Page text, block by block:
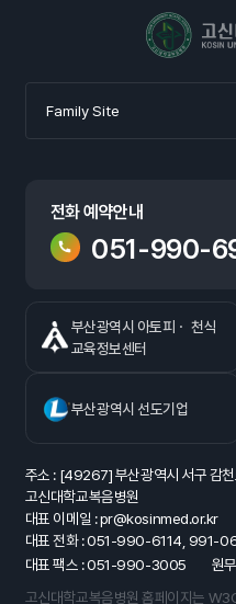
Family Site
전화 예약안내
051-990-
부산광역시 아토피ㆍ 천식
교육정보센터
부산광역시 선도기업
주소 : [49267] 부산광역시 서구 감
고신대학교복음병원
대표 이메일 : pr@kosinmed.or.kr
대표 전화 : 051-990-6114, 991-
대표 팩스 : 051-990-3005
원
고신대학교복음병원 홈페이지는